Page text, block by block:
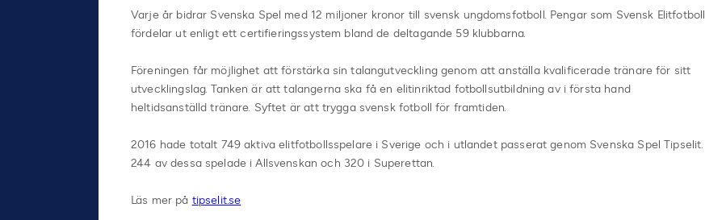
Varje år bidrar Svenska Spel med 12 miljoner kronor till svensk ungdomsfotboll. Pengar som Svensk Elitfotboll
fördelar ut enligt ett certifieringssystem bland de deltagande 59 klubbarna.
Föreningen får möjlighet att förstärka sin talangutveckling genom att anställa kvalificerade tränare för sitt
utvecklingslag. Tanken är att talangerna ska få en elitinriktad fotbollsutbildning av i första hand
heltidsanställd tränare. Syftet är att trygga svensk fotboll för framtiden.
2016 hade totalt 749 aktiva elitfotbollsspelare i Sverige och i utlandet passerat genom Svenska Spel Tipselit.
244 av dessa spelade i Allsvenskan och 320 i Superettan.
Läs mer på tipselit.se